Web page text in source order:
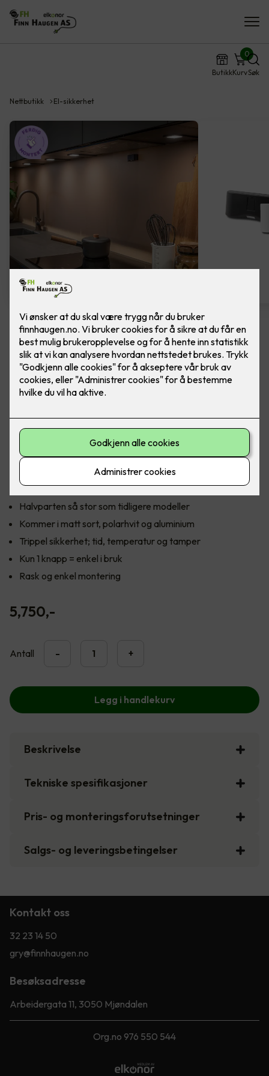
ButikkKurv
0
Søk
Nettbutikk El-sikkerhet
Komfyrvakt mKomfy Wally
m/trådløs sensor
Komfyrvakt mKomfy 25 Wally fra CTM Lyng.
CTM Lyngs nyeste komfyrvakt mKomfy Wally er halvparten
så stor som forgjengeren, med en sensor som kun er 81 mm
lang. Den har et tredobbelt sikkerhetssystem i form av
timerfunksjon, vakt for overtemperatur og tampersikring
som forhindrer bruk hvis sensoren fjernes.
Halvparten så stor som tidligere modeller
Kommer i matt sort, polarhvit og aluminium
Trippel sikkerhet; tid, temperatur og tamper
Kun 1 knapp = enkel i bruk
Rask og enkel montering
5,750,-
Antall - +
Legg i handlekurv
Beskrivelse
Tekniske spesifikasjoner
Pris- og monteringsforutsetninger
Salgs- og leveringsbetingelser
Kontakt oss
32 23 14 50
gry@finnhaugen.no
Besøksadresse
Arbeidergata 11, 3050 Mjøndalen
Org.no 976 550 544